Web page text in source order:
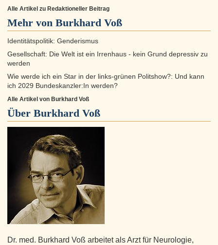
Alle Artikel zu Redaktioneller Beitrag
Mehr von Burkhard Voß
Identitätspolitik: Genderismus
Gesellschaft: Die Welt ist ein Irrenhaus - kein Grund depressiv zu
werden
Wie werde ich ein Star in der links-grünen Politshow?: Und kann
ich 2029 Bundeskanzler:In werden?
Alle Artikel von Burkhard Voß
Über Burkhard Voß
Dr. med. Burkhard Voß arbeitet als Arzt für Neurologie,